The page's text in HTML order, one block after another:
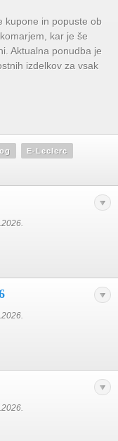
kupone in popuste ob
kar je še
Aktualna ponudba je
izdelkov za vsak
E-Leclerc